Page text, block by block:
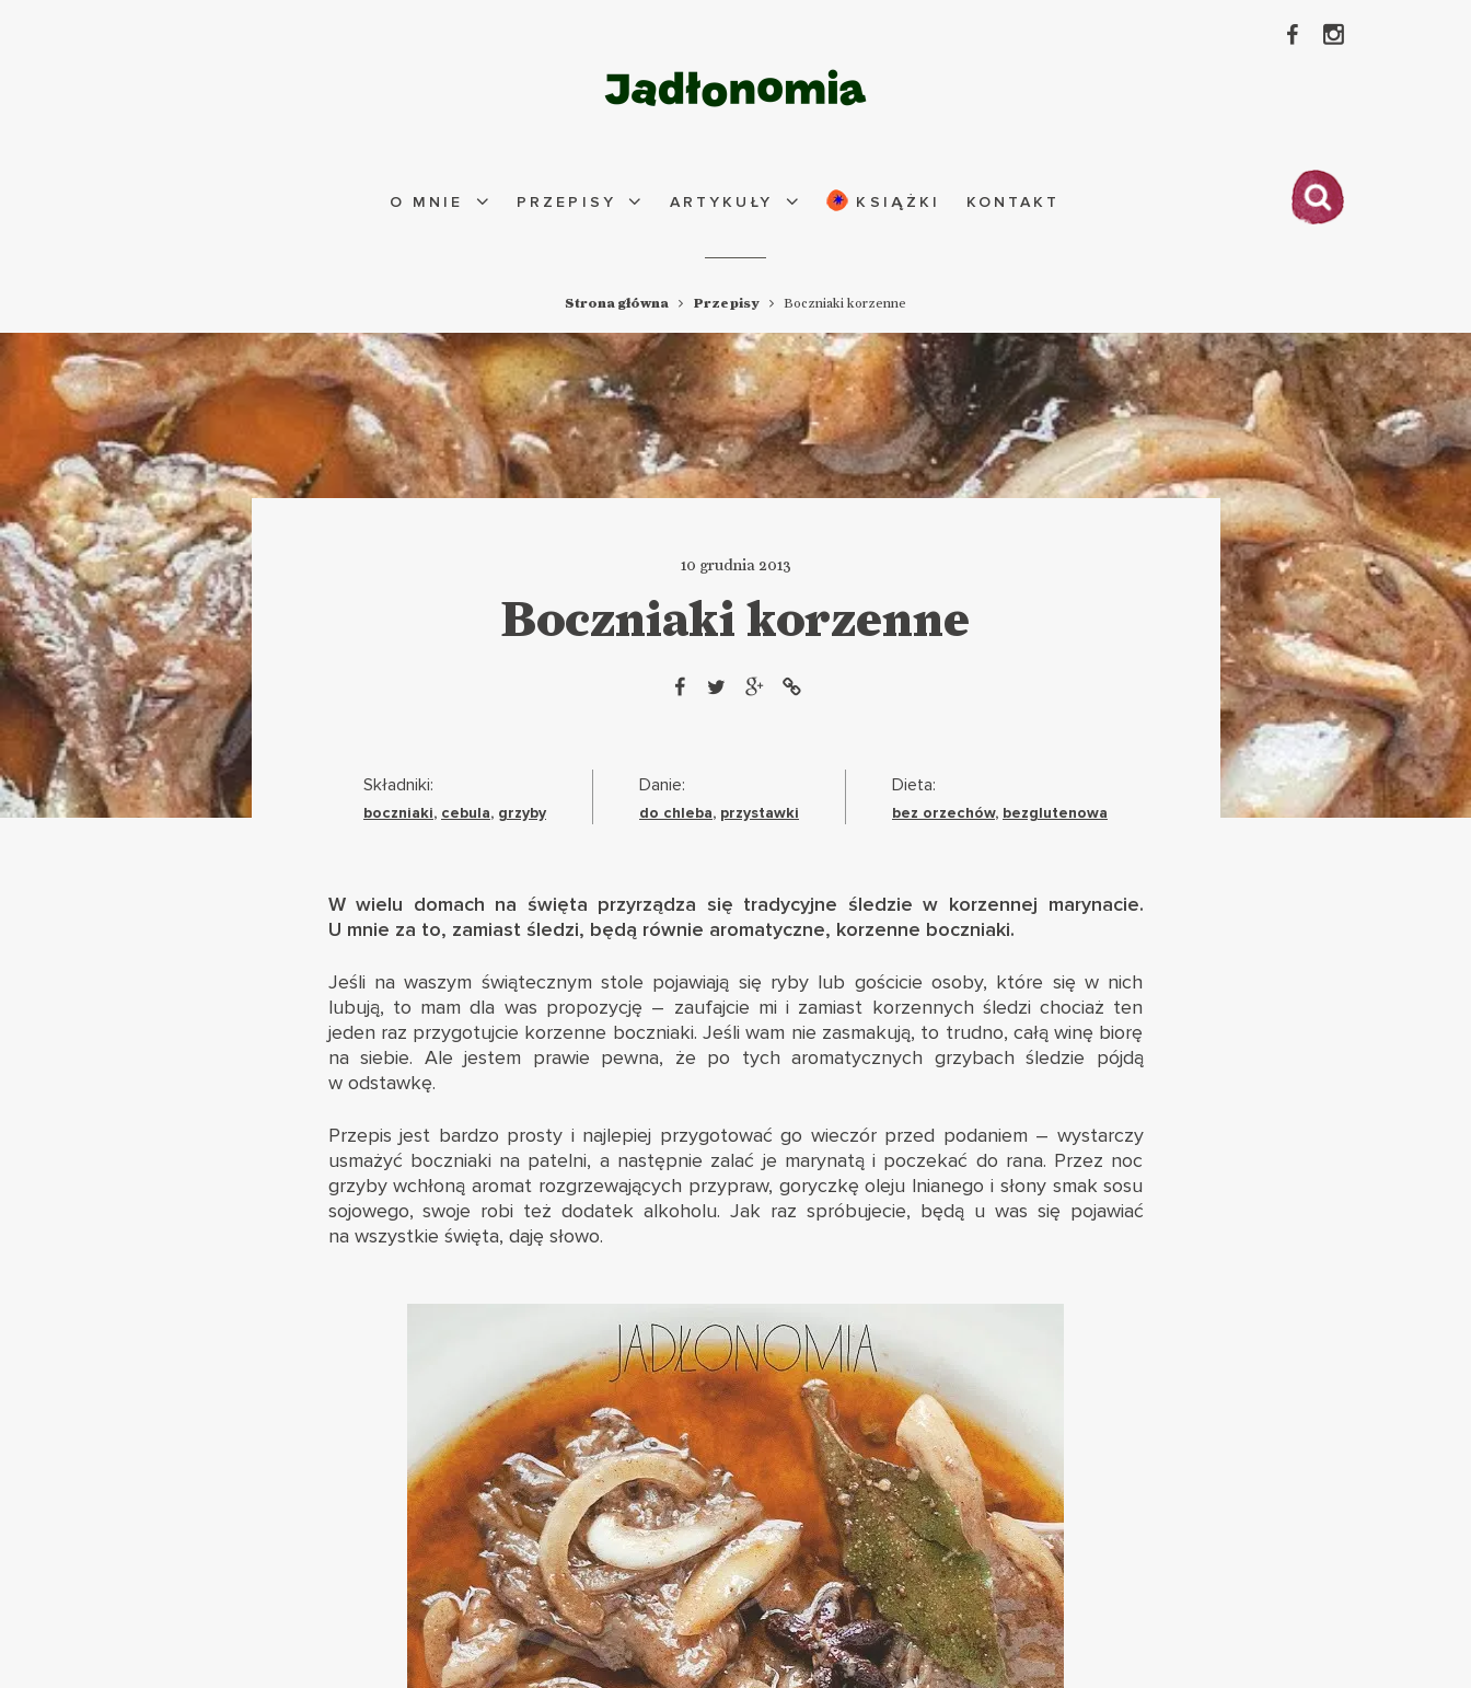
O MNIE PRZEPISY ARTYKUŁY KSIĄŻKI KONTAKT
Strona główna Przepisy Boczniaki korzenne
10 grudnia 2013
Boczniaki korzenne
Składniki:
boczniaki, cebula, grzyby
Danie:
do chleba, przystawki
Dieta:
bez orzechów, bezglutenowa
W wielu domach na święta przyrządza się tradycyjne śledzie w korzennej marynacie.
U mnie za to, zamiast śledzi, będą równie aromatyczne, korzenne boczniaki.
Jeśli na waszym świątecznym stole pojawiają się ryby lub gościcie osoby, które się w nich
lubują, to mam dla was propozycję – zaufajcie mi i zamiast korzennych śledzi chociaż ten
jeden raz przygotujcie korzenne boczniaki. Jeśli wam nie zasmakują, to trudno, całą winę biorę
na siebie. Ale jestem prawie pewna, że po tych aromatycznych grzybach śledzie pójdą
w odstawkę.
Przepis jest bardzo prosty i najlepiej przygotować go wieczór przed podaniem – wystarczy
usmażyć boczniaki na patelni, a następnie zalać je marynatą i poczekać do rana. Przez noc
grzyby wchłoną aromat rozgrzewających przypraw, goryczkę oleju lnianego i słony smak sosu
sojowego, swoje robi też dodatek alkoholu. Jak raz spróbujecie, będą u was się pojawiać
na wszystkie święta, daję słowo.